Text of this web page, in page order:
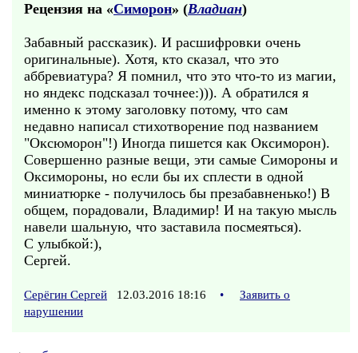
Рецензия на «Симорон» (Владиан)
Забавный рассказик). И расшифровки очень
оригинальные). Хотя, кто сказал, что это
аббревиатура? Я помнил, что это что-то из магии,
но яндекс подсказал точнее:))). А обратился я
именно к этому заголовку потому, что сам
недавно написал стихотворение под названием
"Оксюморон"!) Иногда пишется как Оксиморон).
Совершенно разные вещи, эти самые Симороны и
Оксимороны, но если бы их сплести в одной
миниатюрке - получилось бы презабавненько!) В
общем, порадовали, Владимир! И на такую мысль
навели шальную, что заставила посмеяться).
С улыбкой:),
Сергей.
Серёгин Сергей 12.03.2016 18:16 •
Заявить о
нарушении